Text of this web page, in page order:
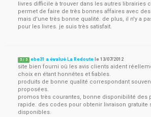
livres difficile à trouver dans les autres librairies
permet de faire de très bonnes affaires avec
mais d'une très bonne qualité. de plus, il n'y a
pour les livres. je suis très satisfait.
5 / 5 ebe31 a évalué La Redoute le13/07/2012
site bien fourni où les avis clients aident
choix en étant honnêtes et fiables.
produits de bonne qualité correspondant
proposées.
promos très courantes, bonne disponibilité des
rapide. des codes pour obtenir livraison gratuite
disponibles.